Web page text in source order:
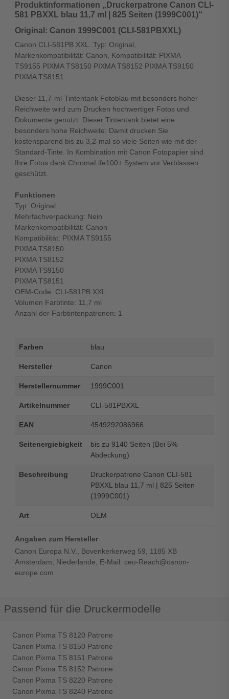
Produktinformationen „Druckerpatrone Canon CLI-
581 PBXXL blau 11,7 ml | 825 Seiten (1999C001)“
Original: Canon 1999C001 (CLI-581PBXXL)
Canon CLI-581PB XXL. Typ: Original,
Markenkompatibilität: Canon, Kompatibilität: PIXMA
TS9155 PIXMA TS8150 PIXMA TS8152 PIXMA TS9150
PIXMA TS8151
Dieser 11,7-ml-Tintentank Fotoblau mit besonders hoher
Reichweite wird zum Drucken hochwertiger Fotos und
Dokumente genutzt. Dieser Tintentank bietet eine
besonders hohe Reichweite: Damit drucken Sie
kostensparend bis zu 3,2-mal so viele Seiten wie mit der
Standard-Tinte. In Kombination mit Canon Fotopapier sind
Ihre Fotos dank ChromaLife100+ System vor Verblassen
geschützt.
Funktionen
Typ: Original
Mehrfachverpackung: Nein
Markenkompatibilität: Canon
Kompatibilität: PIXMA TS9155
PIXMA TS8150
PIXMA TS8152
PIXMA TS9150
PIXMA TS8151
OEM-Code: CLI-581PB XXL
Volumen Farbtinte: 11,7 ml
Anzahl der Farbtintenpatronen: 1
Farben blau
Hersteller Canon
Herstellernummer 1999C001
Artikelnummer CLI-581PBXXL
EAN 4549292086966
Seitenergiebigkeit
bis zu 9140 Seiten (Bei 5%
Abdeckung)
Beschreibung
Druckerpatrone Canon CLI-581
PBXXL blau 11,7 ml | 825 Seiten
(1999C001)
Art OEM
Angaben zum Hersteller
Canon Europa N.V., Bovenkerkerweg 59, 1185 XB
Amsterdam, Niederlande, E-Mail: ceu-Reach@canon-
europe.com
Passend für die Druckermodelle
Canon Pixma TS 8120 Patrone
Canon Pixma TS 8150 Patrone
Canon Pixma TS 8151 Patrone
Canon Pixma TS 8152 Patrone
Canon Pixma TS 8220 Patrone
Canon Pixma TS 8240 Patrone